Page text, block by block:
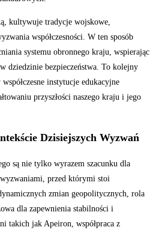
kultywuje tradycje wojskowe,
współczesności. W ten sposób
systemu obronnego kraju, wspierając
dziedzinie bezpieczeństwa. To kolejny
instytucje edukacyjne
przyszłości naszego kraju i jego
Dzisiejszych Wyzwań
są nie tylko wyrazem szacunku dla
przed którymi stoi
zmian geopolitycznych, rola
dla zapewnienia stabilności i
takich jak Apeiron, współpraca z